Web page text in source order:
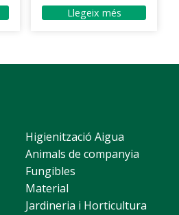
Llegeix més
Higienització Aigua
Animals de companyia
Fungibles
Material
Jardineria i Horticultura